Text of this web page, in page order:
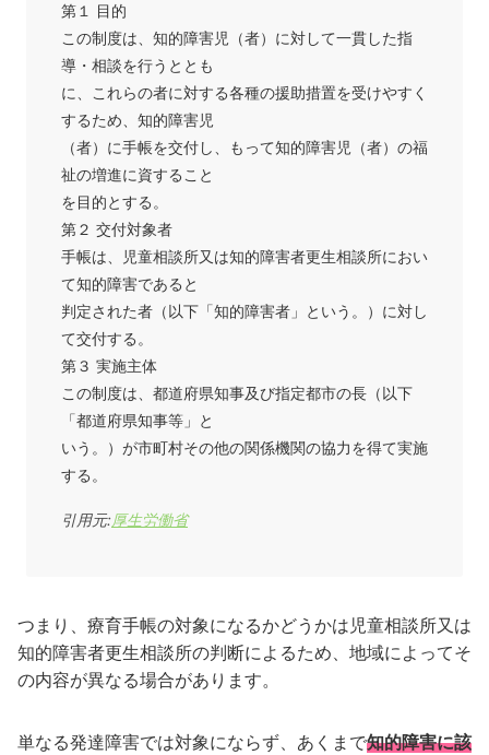
第１ 目的
この制度は、知的障害児（者）に対して一貫した指
導・相談を行うととも
に、これらの者に対する各種の援助措置を受けやすく
するため、知的障害児
（者）に手帳を交付し、もって知的障害児（者）の福
祉の増進に資すること
を目的とする。
第２ 交付対象者
手帳は、児童相談所又は知的障害者更生相談所におい
て知的障害であると
判定された者（以下「知的障害者」という。）に対し
て交付する。
第３ 実施主体
この制度は、都道府県知事及び指定都市の長（以下
「都道府県知事等」と
いう。）が市町村その他の関係機関の協力を得て実施
する。
引用元:厚生労働省
つまり、療育手帳の対象になるかどうかは児童相談所又は
知的障害者更生相談所の判断によるため、地域によってそ
の内容が異なる場合があります。
単なる発達障害では対象にならず、あくまで知的障害に該